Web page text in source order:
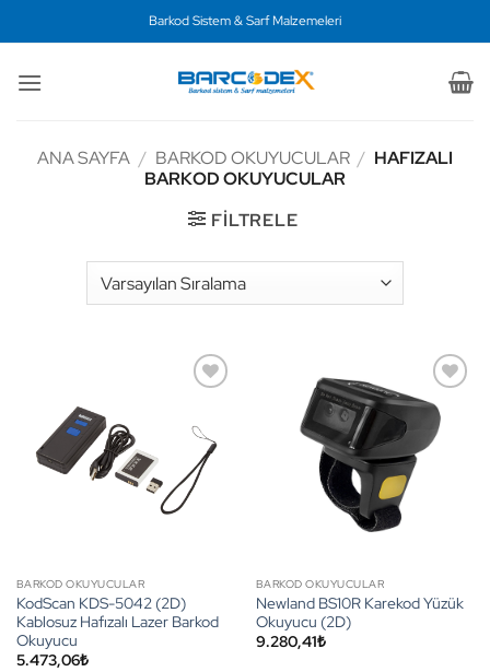
atla
Barkod Sistem & Sarf Malzemeleri
ANA SAYFA / BARKOD OKUYUCULAR / HAFIZALI
BARKOD OKUYUCULAR
FILTRELE
BARKOD OKUYUCULAR
KodScan KDS-5042 (2D)
Kablosuz Hafızalı Lazer Barkod
Okuyucu
5.473,06₺
BARKOD OKUYUCULAR
Newland BS10R Karekod Yüzük
Okuyucu (2D)
9.280,41₺